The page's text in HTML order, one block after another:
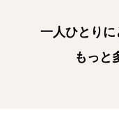
一人ひとりに
もっと